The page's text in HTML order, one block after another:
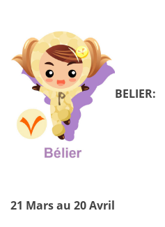
BELIER:
21 Mars au 20 Avril